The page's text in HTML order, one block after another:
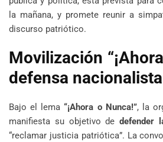
la mañana, y promete reunir a
discurso patriótico.
Movilización
defensa nacionalista
Bajo el lema“¡Ahora o Nunca!”, la
manifiesta su objetivo de defender
“reclamar justicia patriótica”. La